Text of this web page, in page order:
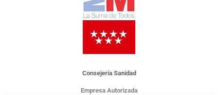
Consejería Sanidad
Empresa Autorizada